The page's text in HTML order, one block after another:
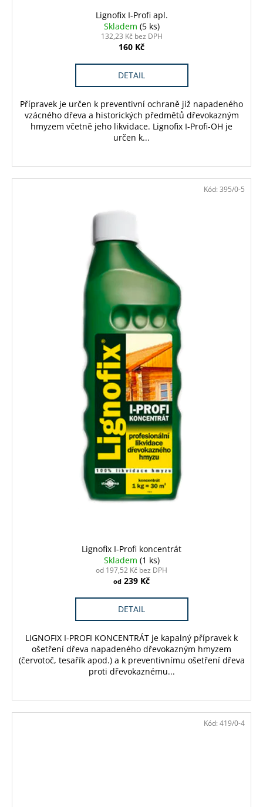
Lignofix I-Profi apl.
Skladem (5 ks)
132,23 Kč bez DPH
160 Kč
DETAIL
Přípravek je určen k preventivní ochraně již napadeného
vzácného dřeva a historických předmětů dřevokazným
hmyzem včetně jeho likvidace. Lignofix I-Profi-OH je
určen k...
Lignofix I-Profi koncentrát
Skladem (1 ks)
od 197,52 Kč bez DPH
od 239 Kč
DETAIL
LIGNOFIX I-PROFI KONCENTRÁT je kapalný přípravek k
ošetření dřeva napadeného dřevokazným hmyzem
(červotoč, tesařík apod.) a k preventivnímu ošetření dřeva
proti dřevokaznému...
Kód: 395/0-5
Kód: 419/0-4